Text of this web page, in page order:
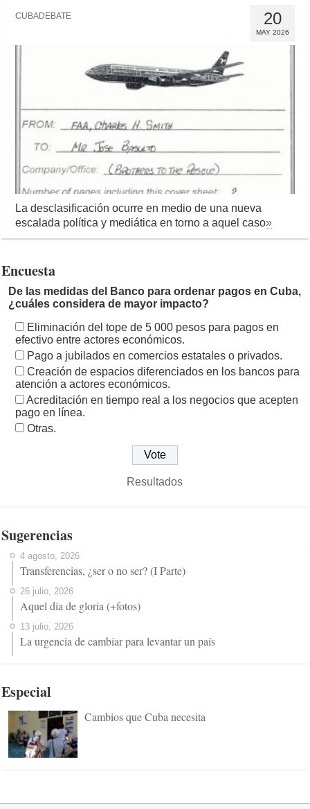
20
MAY 2026
CUBADEBATE
La desclasificación ocurre en medio de una nueva
escalada política y mediática en torno a aquel caso»
Encuesta
De las medidas del Banco para ordenar pagos en Cuba,
¿cuáles considera de mayor impacto?
Eliminación del tope de 5 000 pesos para pagos en
efectivo entre actores económicos.
Pago a jubilados en comercios estatales o privados.
Creación de espacios diferenciados en los bancos para
atención a actores económicos.
Acreditación en tiempo real a los negocios que acepten
pago en línea.
Otras.
Resultados
Sugerencias
4 agosto, 2026
Transferencias, ¿ser o no ser? (I Parte)
26 julio, 2026
Aquel día de gloria (+fotos)
13 julio, 2026
La urgencia de cambiar para levantar un país
Especial
Cambios que Cuba necesita